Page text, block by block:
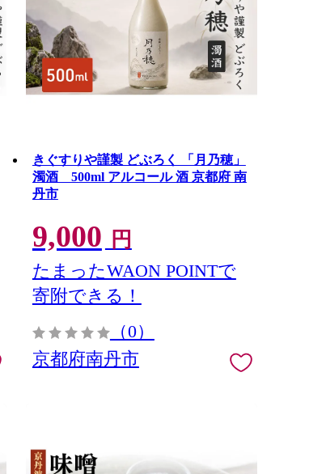
きぐすりや謹製 どぶろく 「月乃穂」
濁酒 500ml アルコール 酒 京都府 南
丹市
9,000 円
たまったWAON POINTで
寄附できる！
（0）
京都府南丹市